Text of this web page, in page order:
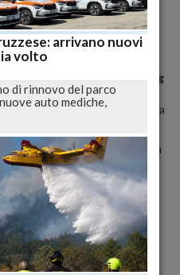
2015 09:31
dell'AutostradaPescara
(Chieti) alla guida di unaTuareg
anni che viaggiava con lui,
Ucrainae residente a
ferita.
e 30. I due stavano tornando a
trovare alcuni amici.
l'uomo si sarebbe accorto
cercato di sterzare ma a
contro la cuspide.
infatti il guardrail sinistro e'
arrivano nuovi
volto
di rinnovo del parco
auto mediche,